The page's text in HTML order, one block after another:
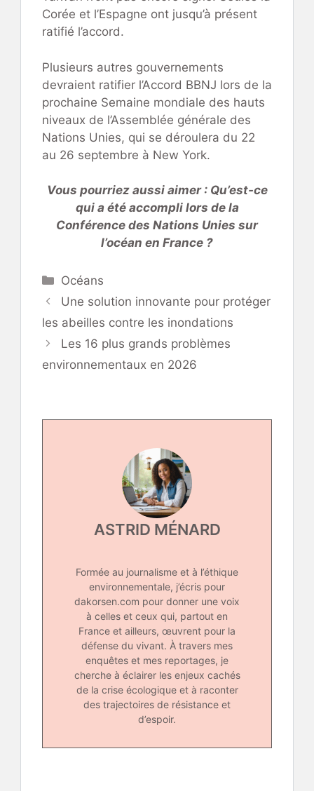
Corée et l’Espagne ont jusqu’à présent
ratifié l’accord.
Plusieurs autres gouvernements
devraient ratifier l’Accord BBNJ lors de la
prochaine Semaine mondiale des hauts
niveaux de l’Assemblée générale des
Nations Unies, qui se déroulera du 22
au 26 septembre à New York.
Vous pourriez aussi aimer : Qu’est-ce
qui a été accompli lors de la
Conférence des Nations Unies sur
l’océan en France ?
Catégories
Océans
Une solution innovante pour protéger
les abeilles contre les inondations
Les 16 plus grands problèmes
environnementaux en 2026
ASTRID MÉNARD
Formée au journalisme et à l’éthique
environnementale, j’écris pour
dakorsen.com pour donner une voix
à celles et ceux qui, partout en
France et ailleurs, œuvrent pour la
défense du vivant. À travers mes
enquêtes et mes reportages, je
cherche à éclairer les enjeux cachés
de la crise écologique et à raconter
des trajectoires de résistance et
d’espoir.